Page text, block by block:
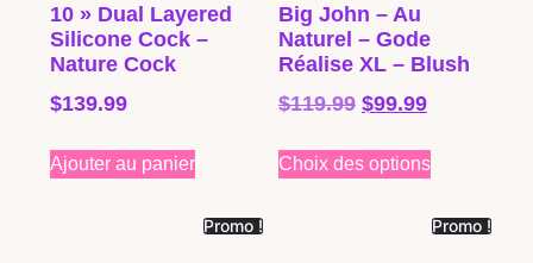
10 » Dual Layered
Silicone Cock –
Nature Cock
$139.99
Ajouter au panier
Big John – Au
Naturel – Gode
Réalise XL – Blush
$119.99 $99.99
Choix des options
Promo ! Promo !